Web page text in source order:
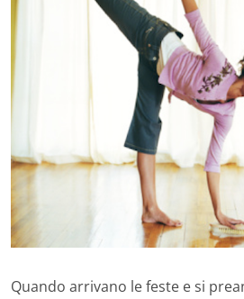
Quando arrivano le feste e si